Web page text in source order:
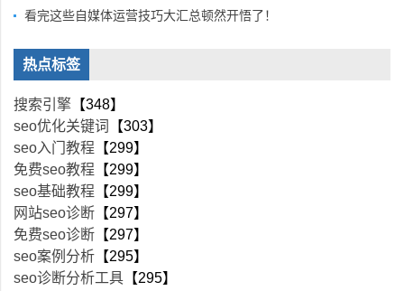
看完这些自媒体运营技巧大汇总顿然开悟了！
热点标签
搜索引擎 【348】
seo优化关键词
【303】
seo入门教程 【299】
免费seo教程 【299】
seo基础教程 【299】
网站seo诊断 【297】
免费seo诊断 【297】
seo案例分析 【295】
seo诊断分析工具 【295】